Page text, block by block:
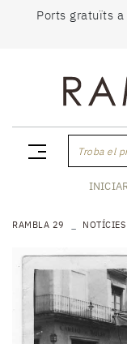
Ports gratuïts
Troba el
RAMBLA 29 NOTÍCIES